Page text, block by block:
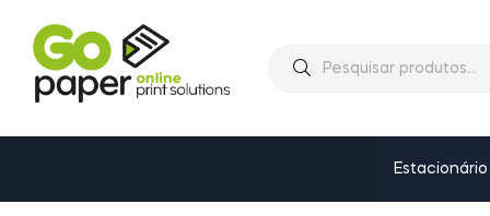
Estacionário